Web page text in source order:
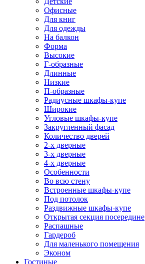
Офисные
Для книг
Для одежды
На балкон
Форма
Высокие
Г-образные
Длинные
Низкие
П-образные
Радиусные шкафы-купе
Широкие
Угловые шкафы-купе
Закругленный фасад
Количество дверей
2-х дверные
3-х дверные
4-х дверные
Особенности
Во всю стену
Встроенные шкафы-купе
Под потолок
Раздвижные шкафы-купе
Открытая секция посередине
Распашные
Гардероб
Для маленького помещения
Эконом
Гостиные